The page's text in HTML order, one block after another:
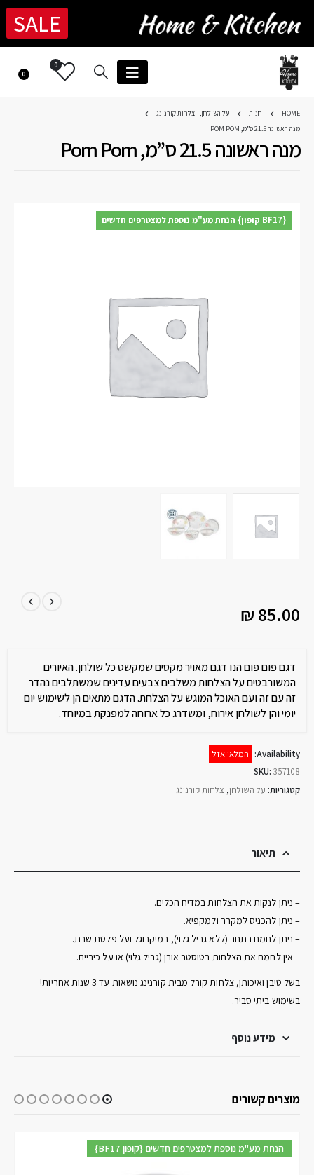
SALE
0
0
HOME חנות על השולחן, צלחות קורנינג
מנה ראשונה 21.5 ס”מ, POM POM
מנה ראשונה 21.5 ס”מ, Pom Pom
₪ 85.00
דגם פום פום הנו דגם מאויר מקסים שמקשט כל שולחן. האיורים
המשורבטים על הצלחות משלבים צבעים עדינים שמשתלבים נהדר
זה עם זה ועם האוכל המוגש על הצלחת. הדגם מתאים הן לשימוש יום
יומי והן לשולחן אירוח, ומשדרג כל ארוחה למפנקת במיוחד.
Availability:
המלאי אזל
SKU: 357108
קטגוריות: על השולחן, צלחות קורנינג
{BF17 קופון} הנחת מע"מ נוספת למצטרפים חדשים
תיאור
– ניתן לנקות את הצלחות במדיח הכלים.
– ניתן להכניס למקרר ולמקפיא.
– ניתן לחמם בתנור (ללא גריל גלוי), במיקרוגל ועל פלטת שבת.
– אין לחמם את הצלחות בטוסטר אובן (גריל גלוי) או על כיריים.
בשל טיבן ואיכותן, צלחות קורל מבית קורנינג נושאות עד 3 שנות אחריות!
בשימוש ביתי סביר.
מידע נוסף
מוצרים קשורים
{BF17 קופון} הנחת מע"מ נוספת למצטרפים חדשים